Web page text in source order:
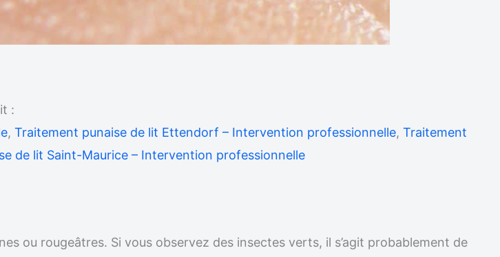
:
, Traitement punaise de lit Ettendorf – Intervention professionnelle, Traitement
de lit Saint-Maurice – Intervention professionnelle
ou rougeâtres. Si vous observez des insectes verts, il s’agit probablement de